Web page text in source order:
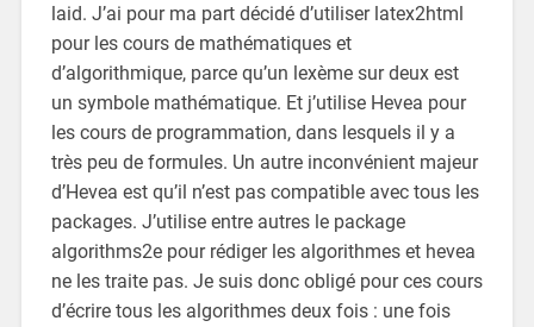
laid. J’ai pour ma part décidé d’utiliser latex2html
pour les cours de mathématiques et
d’algorithmique, parce qu’un lexème sur deux est
un symbole mathématique. Et j’utilise Hevea pour
les cours de programmation, dans lesquels il y a
très peu de formules. Un autre inconvénient majeur
d’Hevea est qu’il n’est pas compatible avec tous les
packages. J’utilise entre autres le package
algorithms2e pour rédiger les algorithmes et hevea
ne les traite pas. Je suis donc obligé pour ces cours
d’écrire tous les algorithmes deux fois : une fois